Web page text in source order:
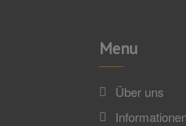
Menu
Über uns